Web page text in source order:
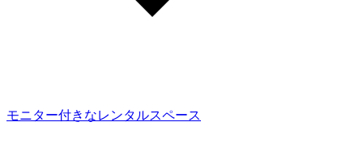
モニター付きなレンタルスペース